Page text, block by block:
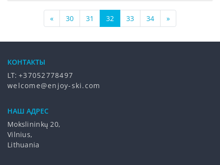
« 30 31 32 33 34 »
КОНТАКТЫ
LT: +37052778497
welcome@enjoy-ski.com
НАШ АДРЕС
Mokslininkų 20,
Vilnius,
Lithuania